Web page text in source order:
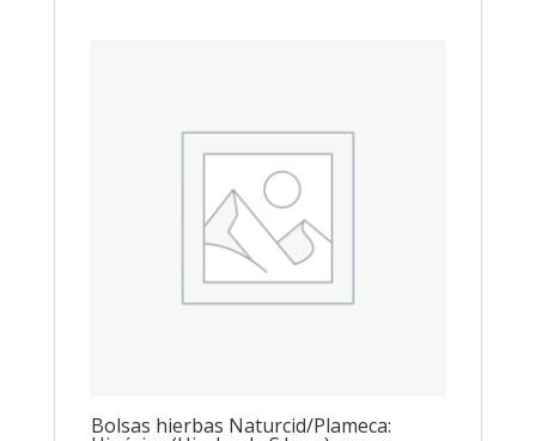
Bolsas hierbas Naturcid/Plameca: